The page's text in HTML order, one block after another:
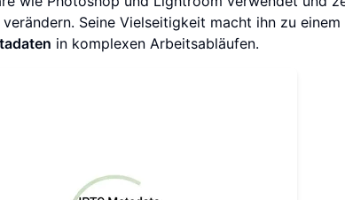
Seine Vielseitigkeit macht ihn zu einem
in komplexen Arbeitsabläufen.